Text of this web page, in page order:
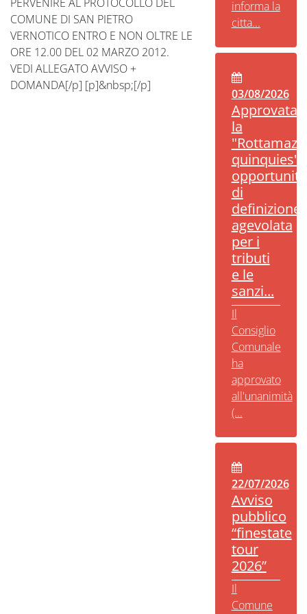
COMUNE DI SAN PIETRO
VERNOTICO ENTRO E NON OLTRE LE
ORE 12.00 DEL 02 MARZO 2012.
VEDI ALLEGATO AVVISO +
DOMANDA[/p] [p]&nbsp;[/p]
informa la
citta...
03/08/2026
Approvata
la
quinquies":
opportunità
di
definizione
agevolata
per i
tributi
e le
sanzi...
Il
Consiglio
Comunale
ha
approvato
all'unanimità
(...
22/07/2026
Avviso
pubblico
“finestate
tour
2026”
Il
Comune